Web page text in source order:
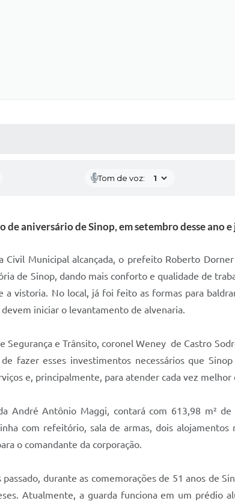
Tom de voz:
aniversário de Sinop, em setembro desse ano e
Civil Municipal alcançada, o prefeito Roberto
de Sinop, dando mais conforto e qualidade de
a vistoria. No local, já foi feito as formas para
iniciar o levantamento de alvenaria.
e Trânsito, coronel Weney de Castro
fazer esses investimentos necessários que
e, principalmente, para atender cada vez melhor
André Antônio Maggi, contará com 613,98 m² de
com refeitório, sala de armas, dois alojamentos
o comandante da corporação.
durante as comemorações de 51 anos de
Atualmente, a guarda funciona em um prédio